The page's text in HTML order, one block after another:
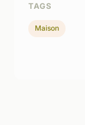
TAGS
Maison